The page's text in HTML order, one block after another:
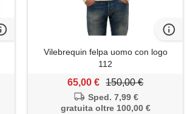
Vilebrequin felpa uomo con logo
112
65,00 € 150,00 €
Sped. 7,99 €
gratuita oltre 100,00 €